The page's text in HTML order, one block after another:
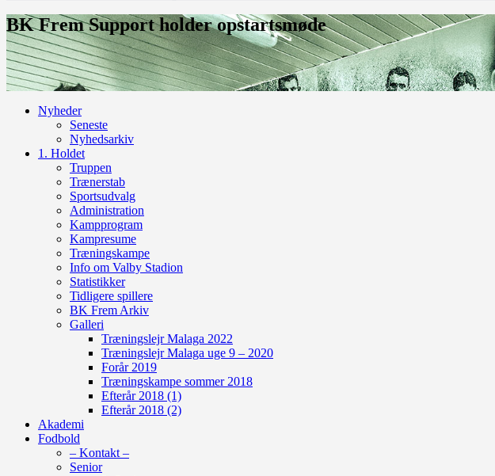
BK Frem Support holder opstartsmøde
Nyheder
Seneste
Nyhedsarkiv
1. Holdet
Truppen
Trænerstab
Sportsudvalg
Administration
Kampprogram
Kampresume
Træningskampe
Info om Valby Stadion
Statistikker
Tidligere spillere
BK Frem Arkiv
Galleri
Træningslejr Malaga 2022
Træningslejr Malaga uge 9 – 2020
Forår 2019
Træningskampe sommer 2018
Efterår 2018 (1)
Efterår 2018 (2)
Akademi
Fodbold
– Kontakt –
Senior